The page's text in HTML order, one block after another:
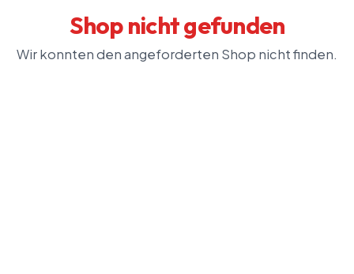
Shop nicht gefunden
Wir konnten den angeforderten Shop nicht finden.